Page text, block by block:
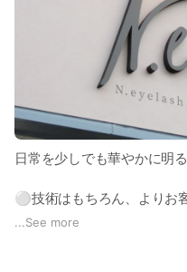
日常を少しでも華やかに明る
⚪技術はもちろん、よりお
けております。
...See more